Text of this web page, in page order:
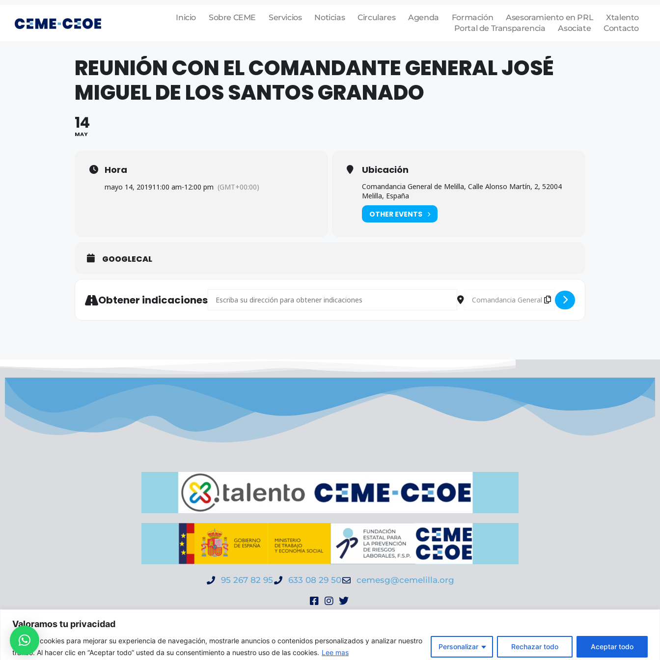
Valoramos tu privacidad
Usamos cookies para mejorar su experiencia de navegación, mostrarle anuncios o contenidos personalizados y analizar nuestro
tráfico. Al hacer clic en “Aceptar todo” usted da su consentimiento a nuestro uso de las cookies. Lee mas
Personalizar Rechazar todo Aceptar todo
Inicio Sobre CEME Servicios Noticias Circulares Agenda Formación Asesoramiento en PRL
Xtalento
Portal de Transparencia
Asociate Contacto
REUNIÓN CON EL COMANDANTE GENERAL JOSÉ
MIGUEL DE LOS SANTOS GRANADO
14
MAY
Hora
mayo 14, 201911:00 am-12:00 pm (GMT+00:00)
Ubicación
Comandancia General de Melilla, Calle Alonso Martín, 2, 52004
Melilla, España
OTHER EVENTS
GOOGLECAL
Obtener indicaciones Address - Reunión con el Comandante General José Miguel de los Santos Granado [OMqPsVdij]Destination Address - Reunión con el Comandante General
95 267 82 95 633 08 29 50 cemesg@cemelilla.org